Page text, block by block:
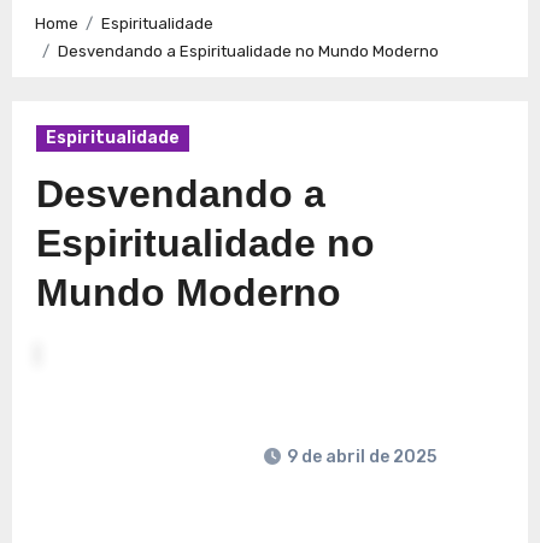
Caminhos para a Plenitude no Presente
Espiritualidade: Conexão e Significado no Presente
Home
Espiritualidade
Desvendando a Espiritualidade no Mundo Moderno
Espiritualidade
Desvendando a
Espiritualidade no
Mundo Moderno
9 de abril de 2025